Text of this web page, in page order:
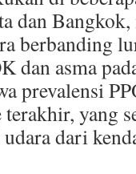
dan
berbanding
dan asma
prevalensi
yang
dari